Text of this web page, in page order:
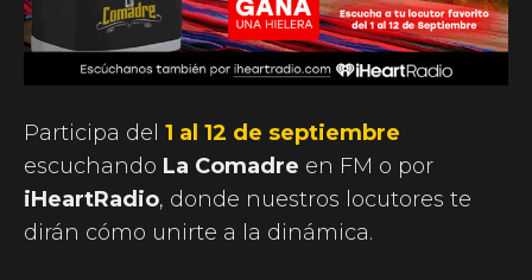
Participa del 1 al 12 de septiembre
escuchando La Comadre en FM o por
iHeartRadio, donde nuestros locutores te
dirán cómo unirte a la dinámica.